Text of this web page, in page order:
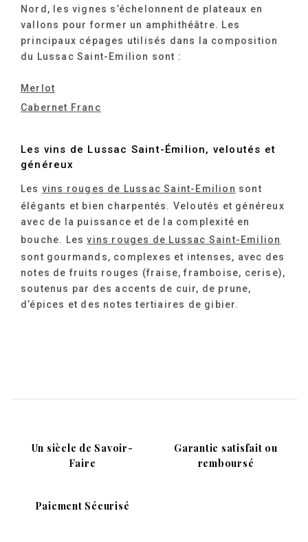
Nord, les vignes s’échelonnent de plateaux en
vallons pour former un amphithéâtre. Les
principaux cépages utilisés dans la composition
du Lussac Saint-Emilion sont :
Merlot
Cabernet Franc
Les vins de Lussac Saint-Émilion, veloutés et
généreux
Les vins rouges de Lussac Saint-Emilion sont
élégants et bien charpentés. Veloutés et généreux
avec de la puissance et de la complexité en
bouche. Lesvins rouges de Lussac Saint-Emilion
sont gourmands, complexes et intenses, avec des
notes de fruits rouges (fraise, framboise, cerise),
soutenus par des accents de cuir, de prune,
d’épices et des notes tertiaires de gibier.
Un siècle de Savoir-
Faire
Garantie satisfait ou
remboursé
Paiement Sécurisé